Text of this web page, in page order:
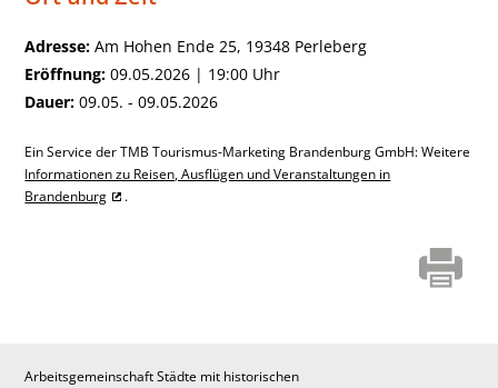
Adresse: Am Hohen Ende 25, 19348 Perleberg
Eröffnung: 09.05.2026 | 19:00 Uhr
Dauer: 09.05. - 09.05.2026
Ein Service der TMB Tourismus-Marketing Brandenburg GmbH: Weitere
Informationen zu Reisen, Ausflügen und Veranstaltungen in
Brandenburg
.
Arbeitsgemeinschaft Städte mit historischen